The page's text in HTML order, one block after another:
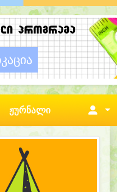
ჟურნალი